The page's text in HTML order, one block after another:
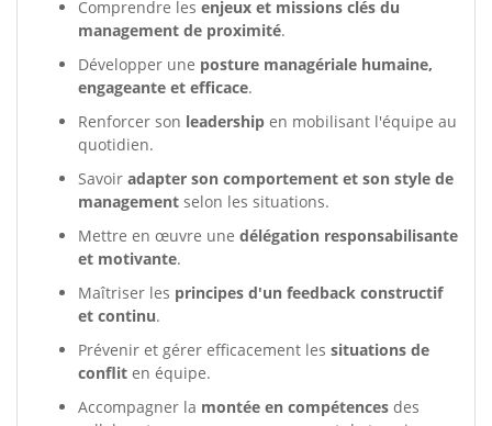
Comprendre les enjeux et missions clés du
management de proximité.
Développer une posture managériale humaine,
engageante et efficace.
Renforcer son leadership en mobilisant l'équipe au
quotidien.
Savoir adapter son comportement et son style de
management selon les situations.
Mettre en œuvre une délégation responsabilisante
et motivante.
Maîtriser les principes d'un feedback constructif
et continu.
Prévenir et gérer efficacement les situations de
conflit en équipe.
Accompagner la montée en compétences des